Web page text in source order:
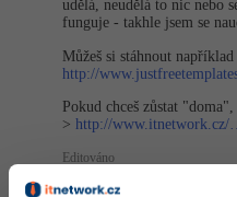
udělá, neudělá to nic nebo
funguje - takhle jsem se
Můžeš si stáhnout
http://
Pokud chceš zůstat
> http://www.itnetwork.cz/
Editováno
Nahoru